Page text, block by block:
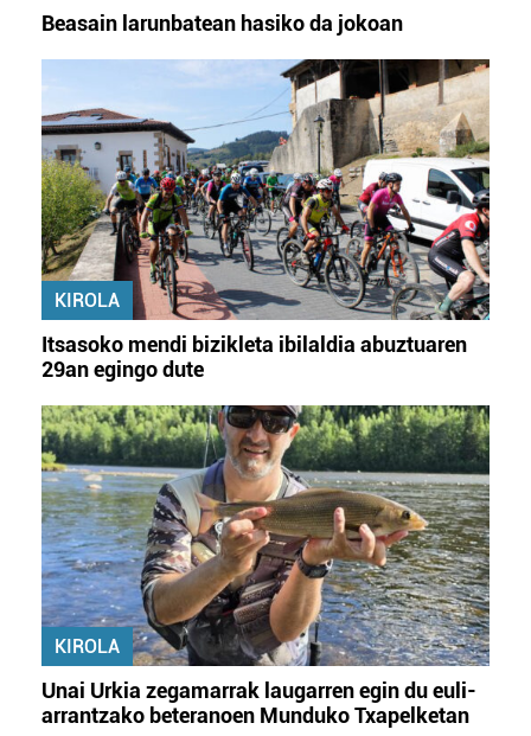
Beasain larunbatean hasiko da jokoan
KIROLA
Itsasoko mendi bizikleta ibilaldia abuztuaren
29an egingo dute
KIROLA
Unai Urkia zegamarrak laugarren egin du euli-
arrantzako beteranoen Munduko Txapelketan